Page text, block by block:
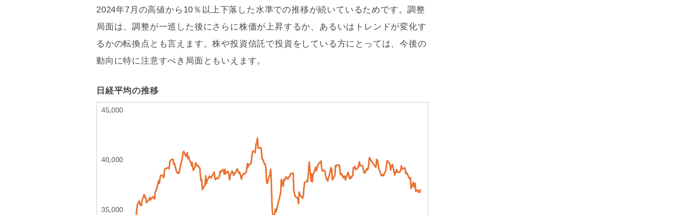
2024年7月の高値から10％以上下落した水準での推移が続いているためです。調整
局面は、調整が一巡した後にさらに株価が上昇するか、あるいはトレンドが変化す
るかの転換点とも言えます。株や投資信託で投資をしている方にとっては、今後の
動向に特に注意すべき局面ともいえます。
日経平均の推移